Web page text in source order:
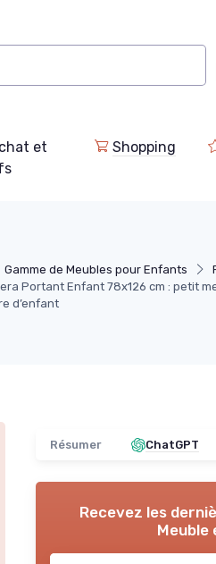
et
Shopping
Gamme de Meubles pour Enfants
Portant Enfant 78x126 cm : petit
d’enfant
Résumer ChatGPT
Recevez les
Meuble